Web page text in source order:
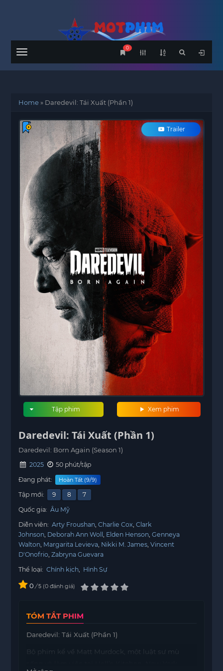
Menu
0
Home» Daredevil: Tái Xuất (Phần 1)
Trailer
Xem phim
Tập phim
Daredevil: Tái Xuất (Phần 1)
Daredevil: Born Again (Season 1)
2025
50 phút/tập
Đang phát:
Hoàn Tất (9/9)
Tập mới: 9 8
7
Quốc gia: Âu Mỹ
Diễn viên: Arty Froushan Charlie Cox Clark
Johnson Deborah Ann Woll Elden Henson Genneya
Walton Margarita Levieva Nikki M. James Vincent
D'Onofrio Zabryna Guevara
Thể loại: Chính kịch Hình Sự
0 / 5 0 đánh giá
TÓM TẮT PHIM
Daredevil: Tái Xuất (Phần 1)
Bộ phim kể về Matt Murdock, một luật sư mù